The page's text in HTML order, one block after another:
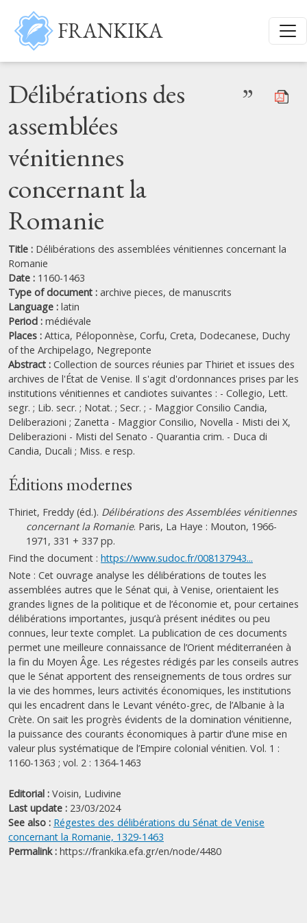
Skip to main content
FRANKIKA
Délibérations des
assemblées
vénitiennes
concernant la
Romanie
”
Title : Délibérations des assemblées vénitiennes concernant la
Romanie
Date : 1160-1463
Type of document : archive pieces, de manuscrits
Language : latin
Period : médiévale
Places : Attica, Péloponnèse, Corfu, Creta, Dodecanese, Duchy
of the Archipelago, Negreponte
Abstract : Collection de sources réunies par Thiriet et issues des
archives de l'État de Venise. Il s'agit d'ordonnances prises par les
institutions vénitiennes et candiotes suivantes : - Collegio, Lett.
segr. ; Lib. secr. ; Notat. ; Secr. ; - Maggior Consilio Candia,
Deliberazioni ; Zanetta - Maggior Consilio, Novella - Misti dei X,
Deliberazioni - Misti del Senato - Quarantia crim. - Duca di
Candia, Ducali ; Miss. e resp.
Éditions modernes
Thiriet, Freddy (éd.). Délibérations des Assemblées vénitiennes
concernant la Romanie. Paris, La Haye : Mouton, 1966-
1971, 331 + 337 pp.
Find the document : https://www.sudoc.fr/008137943...
Note : Cet ouvrage analyse les délibérations de toutes les
assemblées autres que le Sénat qui, à Venise, orientaient les
grandes lignes de la politique et de l’économie et, pour certaines
délibérations importantes, jusqu’à présent inédites ou peu
connues, leur texte complet. La publication de ces documents
permet une meilleure connaissance de l’Orient méditerranéen à
la fin du Moyen Âge. Les régestes rédigés par les conseils autres
que le Sénat apportent des renseignements de tous ordres sur
la vie des hommes, leurs activités économiques, les institutions
qui les encadrent dans le Levant vénéto-grec, de l’Albanie à la
Crète. On sait les progrès évidents de la domination vénitienne,
la puissance des courants économiques à partir d’une mise en
valeur plus systématique de l’Empire colonial vénitien. Vol. 1 :
1160-1363 ; vol. 2 : 1364-1463
Editorial : Voisin, Ludivine
Last update : 23/03/2024
See also : Régestes des délibérations du Sénat de Venise
concernant la Romanie, 1329-1463
Permalink : https://frankika.efa.gr/en/node/4480